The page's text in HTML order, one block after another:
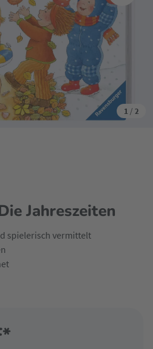
1 / 2
Jahreszeiten
spielerisch vermittelt